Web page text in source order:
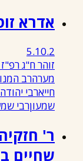
אדרא
5.10.2
זוהר ח"ג
מערהרב
חייארבי יהודה
שמעוןרבי
ר'
שחיים